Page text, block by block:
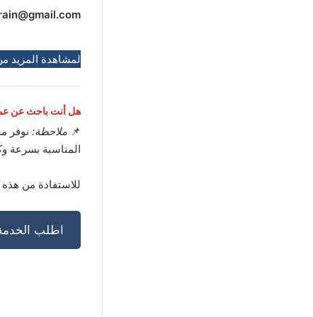
لمشاهدة المزيد
هل أنت باحث عن
📌 ملاحظة: نوفر
المناسبة بسرعة
للاستفادة من
اطلب